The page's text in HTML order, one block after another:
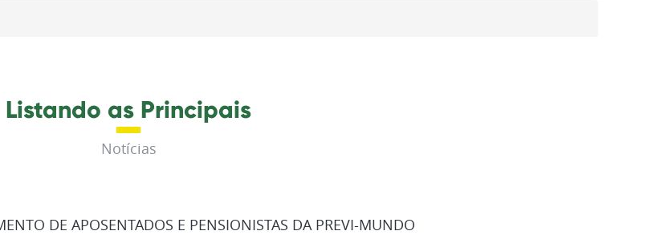
Listando as Principais
Notícias
DE APOSENTADOS E PENSIONISTAS DA PREVI-MUNDO